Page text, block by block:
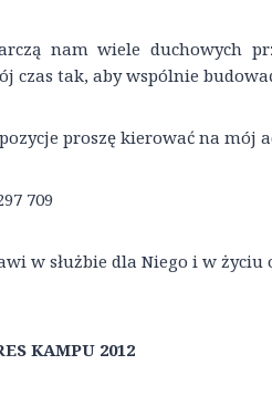
nam wiele duchowych
czas tak, aby wspólnie
proszę kierować na mój
709
w służbie dla Niego i w życiu
KAMPU 2012